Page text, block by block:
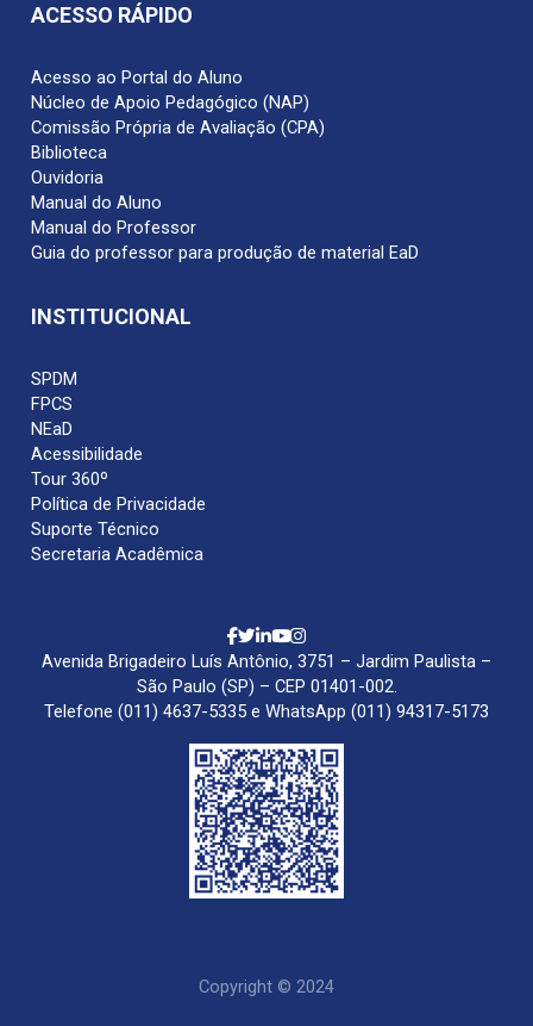
ACESSO RÁPIDO
Acesso ao Portal do Aluno
Núcleo de Apoio Pedagógico (NAP)
Comissão Própria de Avaliação (CPA)
Biblioteca
Ouvidoria
Manual do Aluno
Manual do Professor
Guia do professor para produção de material EaD
INSTITUCIONAL
SPDM
FPCS
NEaD
Acessibilidade
Tour 360º
Política de Privacidade
Suporte Técnico
Secretaria Acadêmica
Avenida Brigadeiro Luís Antônio, 3751 – Jardim Paulista –
São Paulo (SP) – CEP 01401-002.
Telefone (011) 4637-5335 e WhatsApp (011) 94317-5173
Copyright © 2024